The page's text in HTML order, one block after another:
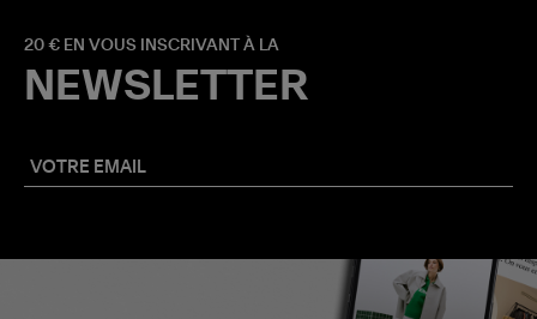
20 € EN VOUS INSCRIVANT À LA
NEWSLETTER